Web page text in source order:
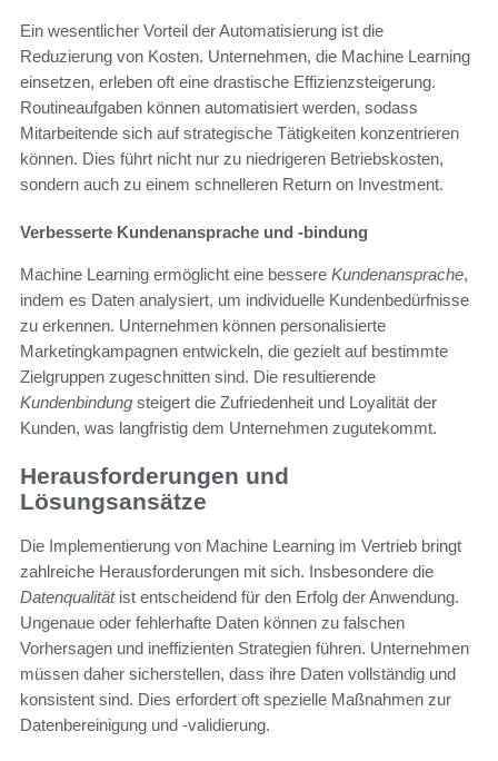
Ein wesentlicher Vorteil der Automatisierung ist die
Reduzierung von Kosten. Unternehmen, die Machine Learning
einsetzen, erleben oft eine drastische Effizienzsteigerung.
Routineaufgaben können automatisiert werden, sodass
Mitarbeitende sich auf strategische Tätigkeiten konzentrieren
können. Dies führt nicht nur zu niedrigeren Betriebskosten,
sondern auch zu einem schnelleren Return on Investment.
Verbesserte Kundenansprache und -bindung
Machine Learning ermöglicht eine bessere Kundenansprache,
indem es Daten analysiert, um individuelle Kundenbedürfnisse
zu erkennen. Unternehmen können personalisierte
Marketingkampagnen entwickeln, die gezielt auf bestimmte
Zielgruppen zugeschnitten sind. Die resultierende
Kundenbindung steigert die Zufriedenheit und Loyalität der
Kunden, was langfristig dem Unternehmen zugutekommt.
Herausforderungen und
Lösungsansätze
Die Implementierung von Machine Learning im Vertrieb bringt
zahlreiche Herausforderungen mit sich. Insbesondere die
Datenqualitätist entscheidend für den Erfolg der Anwendung.
Ungenaue oder fehlerhafte Daten können zu falschen
Vorhersagen und ineffizienten Strategien führen. Unternehmen
müssen daher sicherstellen, dass ihre Daten vollständig und
konsistent sind. Dies erfordert oft spezielle Maßnahmen zur
Datenbereinigung und -validierung.